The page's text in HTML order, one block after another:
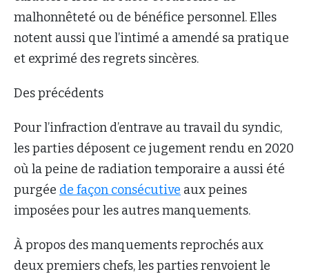
malhonnêteté ou de bénéfice personnel. Elles
notent aussi que l’intimé a amendé sa pratique
et exprimé des regrets sincères.
Des précédents
Pour l’infraction d’entrave au travail du syndic,
les parties déposent ce jugement rendu en 2020
où la peine de radiation temporaire a aussi été
purgée de façon consécutive aux peines
imposées pour les autres manquements.
À propos des manquements reprochés aux
deux premiers chefs, les parties renvoient le